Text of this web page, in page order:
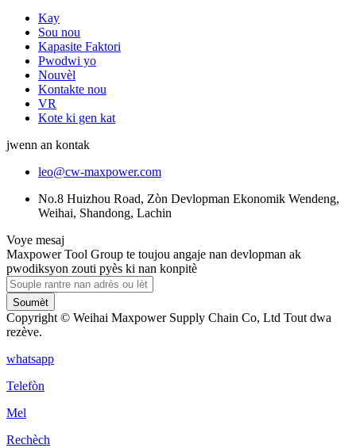
Kay
Sou nou
Kapasite Faktori
Pwodwi yo
Nouvèl
Kontakte nou
VR
Kote ki gen kat
jwenn an kontak
leo@cw-maxpower.com
No.8 Huizhou Road, Zòn Devlopman Ekonomik Wendeng,
Weihai, Shandong, Lachin
Voye mesaj
Maxpower Tool Group te toujou angaje nan devlopman ak
pwodiksyon zouti pyès ki nan konpitè
Soumèt
Copyright © Weihai Maxpower Supply Chain Co, Ltd Tout dwa
rezève.
whatsapp
Telefòn
Mel
Rechèch